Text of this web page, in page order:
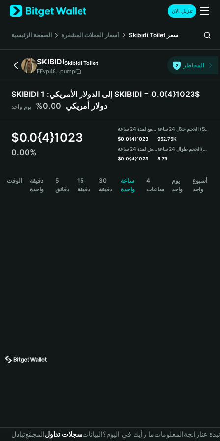
English
日本語
Русский
Español (Latinoamérica)
Türkçe
Deutsch
简体中文
Português (Portugal)
Bahasa Indonesia
বাংলা
تنزيل الآن
الصفحة الرئيسية أسعار العملات المشفرة Skibidi Toilet سعر
SKIBIDISkibidi Toilet
FFvp48...pump
المخاطر
SKIBIDI إلى الدولار الأمريكي: 1 SKIBIDI = 0.0{4}1023$
دولار أمريكي 0.00% يوم واحد
$0.0{4}1023
0.00%
مرتفع لمدة 24 ساعة
$0.0{4}1023
منخفض لمدة 24 ساعة
$0.0{4}1023
الحجم خلال 24 ساعة (SKIBIDI)
952.75K
الحجم طوال 24 ساعة(USDT)
9.75
الوقت
دقيقة
واحدة
5
دقائق
15
دقيقة
30
دقيقة
ساعة
واحدة
4
ساعات
يوم
واحد
أسبوع
واحد
تبادلالمجمّعسجلات تداولالبياناتما رأيك في اليوم؟المعلوماترائجةنبذة عنا